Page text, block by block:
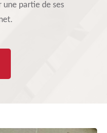
une partie de ses